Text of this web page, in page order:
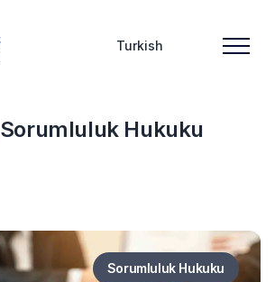
Turkish
Sorumluluk Hukuku
Sorumluluk Hukuku